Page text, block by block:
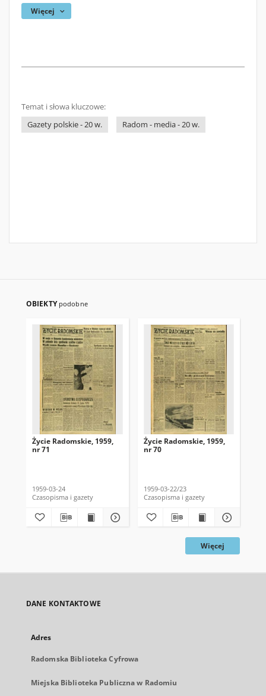
Więcej
Temat i słowa kluczowe:
Gazety polskie - 20 w.
Radom - media - 20 w.
OBIEKTY podobne
Życie Radomskie, 1959,
nr 71
1959-03-24
Czasopisma i gazety
Życie Radomskie, 1959,
nr 70
1959-03-22/23
Czasopisma i gazety
Więcej
DANE KONTAKTOWE
Adres
Radomska Biblioteka Cyfrowa
Miejska Biblioteka Publiczna w Radomiu